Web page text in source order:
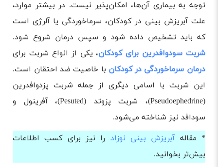
توجه به بیماری آن‌ها، امکان‌پذیر نیست. در بیشتر موارد،
علت آبریزش بینی در کودکان، سرماخوردگی یا آلرژی است
که باید تشخیص داده شود و سپس درمان شروع شود.
شربت سودوافدرین برای کودکان، یکی از انواع شربت برای
درمان سرماخوردگی در کودکان با خاصیت ضد احتقان است.
این شربت با اسامی دیگری از جمله شربت پزدوافدرین
(Pseudoephedrine)، شربت پزوتد (Pesuted)، آفرینول و
سودافد نیز شناخته می‌شود.
* مقالهآبریزش بینی نوزاد را نیز برای کسب اطلاعات
بیش‌تر بخوانید.